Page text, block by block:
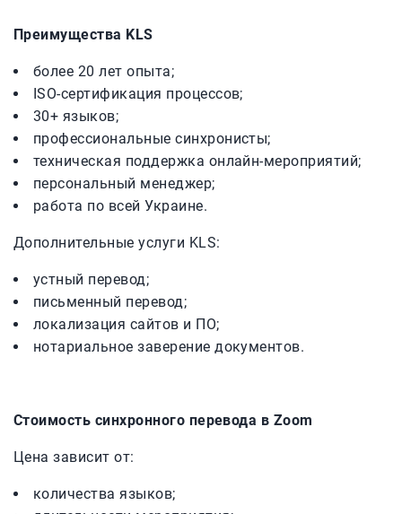
Преимущества KLS
более 20 лет опыта;
ISO-сертификация процессов;
30+ языков;
профессиональные синхронисты;
техническая поддержка онлайн-мероприятий;
персональный менеджер;
работа по всей Украине.
Дополнительные услуги KLS:
устный перевод;
письменный перевод;
локализация сайтов и ПО;
нотариальное заверение документов.
Стоимость синхронного перевода в Zoom
Цена зависит от:
количества языков;